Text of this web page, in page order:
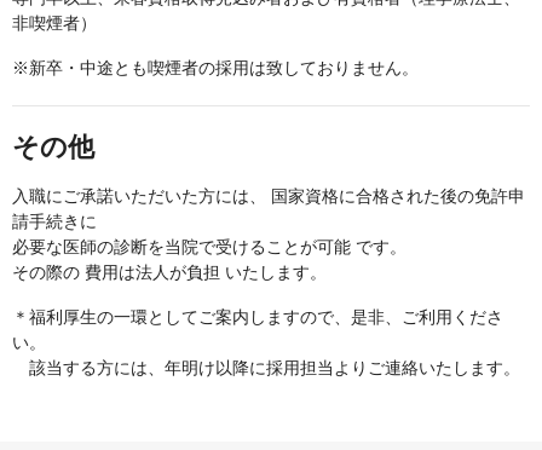
非喫煙者）
※新卒・中途とも喫煙者の採用は致しておりません。
その他
入職にご承諾いただいた方には、 国家資格に合格された後の免許申
請手続きに
必要な医師の診断を当院で受けることが可能 です。
その際の 費用は法人が負担 いたします。
＊福利厚生の一環としてご案内しますので、是非、ご利用くださ
い。
該当する方には、年明け以降に採用担当よりご連絡いたします。